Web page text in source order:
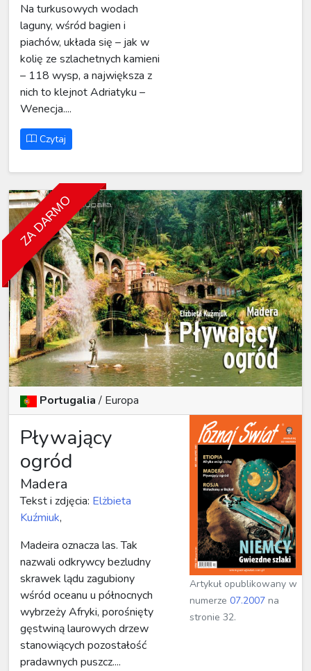
Na turkusowych wodach
laguny, wśród bagien i
piachów, układa się – jak w
kolię ze szlachetnych kamieni
– 118 wysp, a największa z
nich to klejnot Adriatyku –
Wenecja....
Czytaj
ZA DARMO
Portugalia/ Europa
Pływający
ogród
Madera
Tekst i zdjęcia: Elżbieta
Kuźmiuk,
Madeira oznacza las. Tak
nazwali odkrywcy bezludny
skrawek lądu zagubiony
wśród oceanu u północnych
wybrzeży Afryki, porośnięty
gęstwiną laurowych drzew
stanowiących pozostałość
pradawnych puszcz....
Artykuł opublikowany w
numerze07.2007 na
stronie 32.